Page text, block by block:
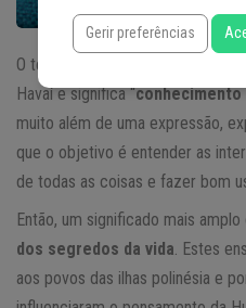
O termo
Havaí e significa “
muito além de uma expressão,
que o objetivo é entender as
de todas as coisas e fazer bom
Então, um significado mais amplo
dos segredos da vida . Estes
aos povos das ilhas polinésia e
Gerir preferências